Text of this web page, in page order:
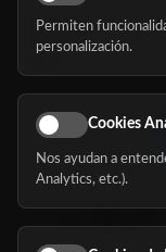
Nosotros
Síguenos
Permiten
personalización.
Cookies
Nos ayudan a
Analytics, etc.).